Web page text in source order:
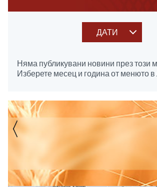
ДАТИ
Няма публикувани новини през този
Изберете месец и година от менюто в